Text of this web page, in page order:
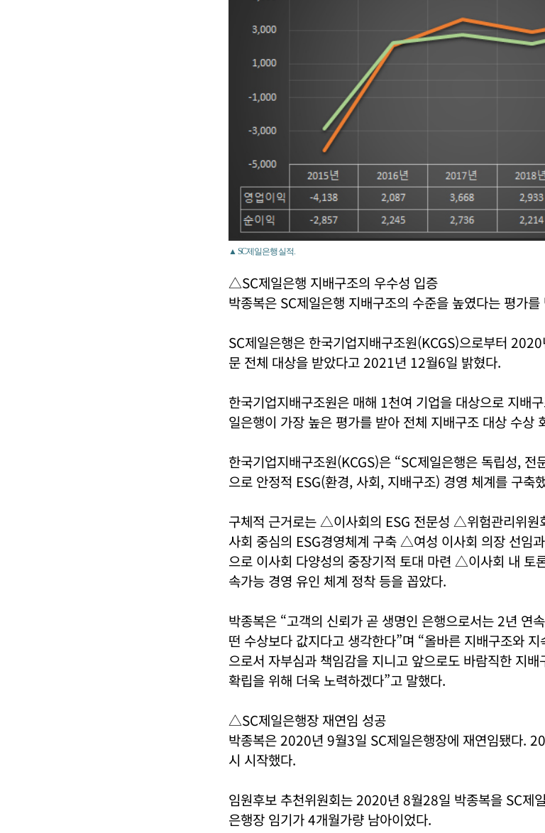
▲ SC제일은행 실적.
△SC제일은행 지배구조의 우수성 입증
박종복은 SC제일은행 지배구조의 수준을 높였다는 평가를
SC제일은행은 한국기업지배구조원(KCGS)으로부터
문 전체 대상을 받았다고 2021년 12월6일 밝혔다.
한국기업지배구조원은 매해 1천여 기업을 대상으로 지배
일은행이 가장 높은 평가를 받아 전체 지배구조 대상 수상
한국기업지배구조원(KCGS)은 “SC제일은행은 독립성, 전
으로 안정적 ESG(환경, 사회, 지배구조) 경영 체계를 구축
구체적 근거로는 △이사회의 ESG 전문성 △위험관리위원
사회 중심의 ESG경영체계 구축 △여성 이사회 의장 선임
으로 이사회 다양성의 중장기적 토대 마련 △이사회 내 토
속가능 경영 유인 체계 정착 등을 꼽았다.
박종복은 “고객의 신뢰가 곧 생명인 은행으로서는 2년 연
떤 수상보다 값지다고 생각한다”며 “올바른 지배구조와
으로서 자부심과 책임감을 지니고 앞으로도 바람직한 지
확립을 위해 더욱 노력하겠다”고 말했다.
△SC제일은행장 재연임 성공
박종복은 2020년 9월3일 SC제일은행장에 재연임됐다.
시 시작했다.
임원후보 추천위원회는 2020년 8월28일 박종복을 SC제
은행장 임기가 4개월가량 남아이었다.